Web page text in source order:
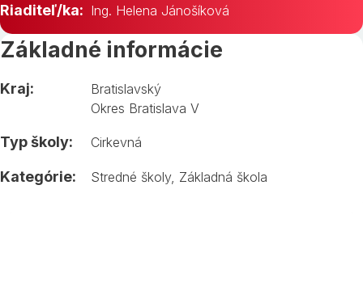
Riaditeľ/ka: Ing. Helena Jánošíková
Základné informácie
Kraj:
Bratislavský
Okres Bratislava V
Typ školy: Cirkevná
Kategórie: Stredné školy, Základná škola